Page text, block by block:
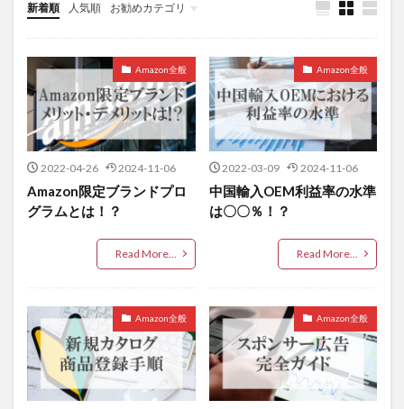
新着順 人気順 お勧めカテゴリ
その他
Amazon全般
2022-04-26 2024-11-06
Amazon限定ブランドプロ
グラムとは！？
Read More...
Amazon全般
2022-03-09 2024-11-06
中国輸入OEM利益率の水準
は〇〇％！？
Read More...
Amazon全般 Amazon全般